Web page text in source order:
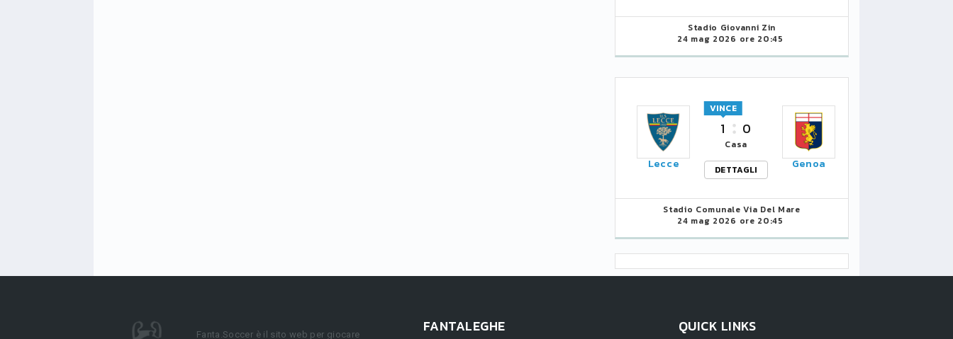
Stadio Giovanni Zin
24 mag 2026 ore 20:45
Lecce
1
VINCE
0
Casa
DETTAGLI
Genoa
Stadio Comunale Via Del Mare
24 mag 2026 ore 20:45
Fanta.Soccer è il sito web per giocare FANTALEGHE QUICK LINKS